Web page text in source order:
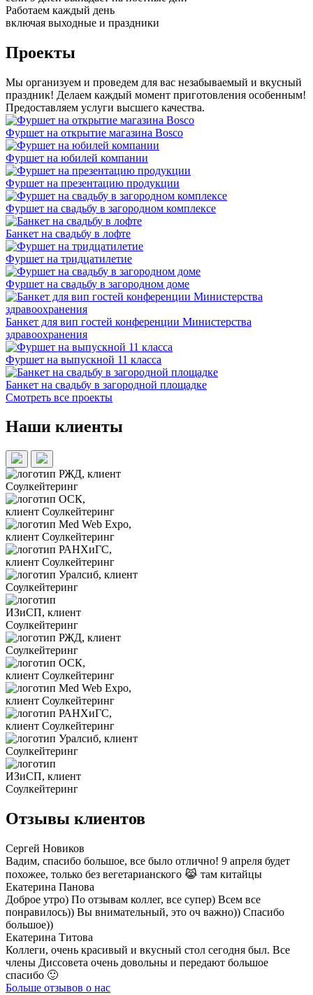
Работаем каждый день
включая выходные и праздники
Проекты
Мы организуем и проведем для вас незабываемый и вкусный
праздник! Делаем каждый момент приготовления особенным!
Предоставляем услуги высшего качества.
Фуршет на открытие магазина Bosco
Фуршет на юбилей компании
Фуршет на презентацию продукции
Фуршет на свадьбу в загородном комплексе
Банкет на свадьбу в лофте
Фуршет на тридцатилетие
Фуршет на свадьбу в загородном доме
Банкет для вип гостей конференции Министерства
здравоохранения
Фуршет на выпускной 11 класса
Банкет на свадьбу в загородной площадке
Смотреть все проекты
Наши клиенты
Отзывы клиентов
Сергей Новиков
Вадим, спасибо большое, все было отлично! 9 апреля будет
похожее, только без вегетарианского 😹 там китайцы
Екатерина Панова
Доброе утро) По отзывам коллег, все супер) Всем все
понравилось)) Вы внимательный, это оч важно)) Спасибо
большое))
Екатерина Титова
Коллеги, очень красивый и вкусный стол сегодня был. Все
члены Диссовета очень довольны и передают большое
спасибо 🙂
Больше отзывов о нас